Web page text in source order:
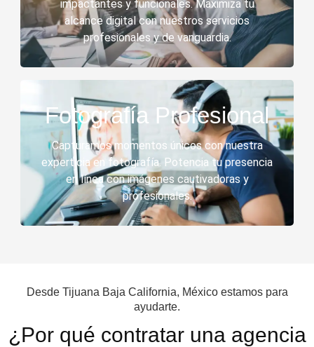
impactantes y funcionales. Maximiza tu
alcance digital con nuestros servicios
profesionales y de vanguardia.
Fotografía Profesional
Capturamos momentos únicos con nuestra
experticia en fotografía. Potencia tu presencia
en línea con imágenes cautivadoras y
profesionales.
Desde Tijuana Baja California, México estamos para
ayudarte.
¿Por qué contratar una agencia